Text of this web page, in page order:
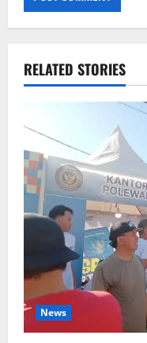
RELATED STORIES
News